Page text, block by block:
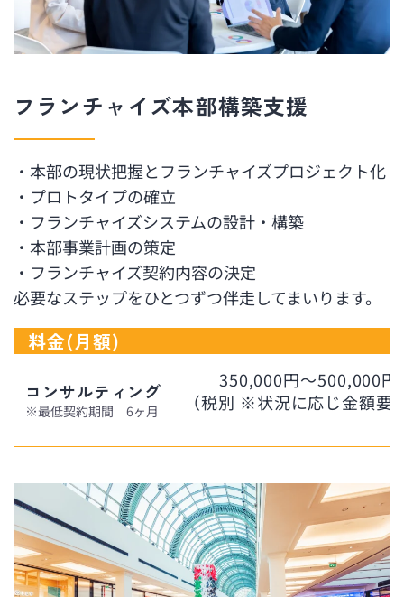
フランチャイズ本部構築支援
・本部の現状把握とフランチャイズプロジェクト化
・プロトタイプの確立
・フランチャイズシステムの設計・構築
・本部事業計画の策定
・フランチャイズ契約内容の決定
必要なステップをひとつずつ伴走してまいります。
料金(月額)
コンサルティング
※最低契約期間 6ヶ月
350,000円～500,000円
（税別 ※状況に応じ金額要